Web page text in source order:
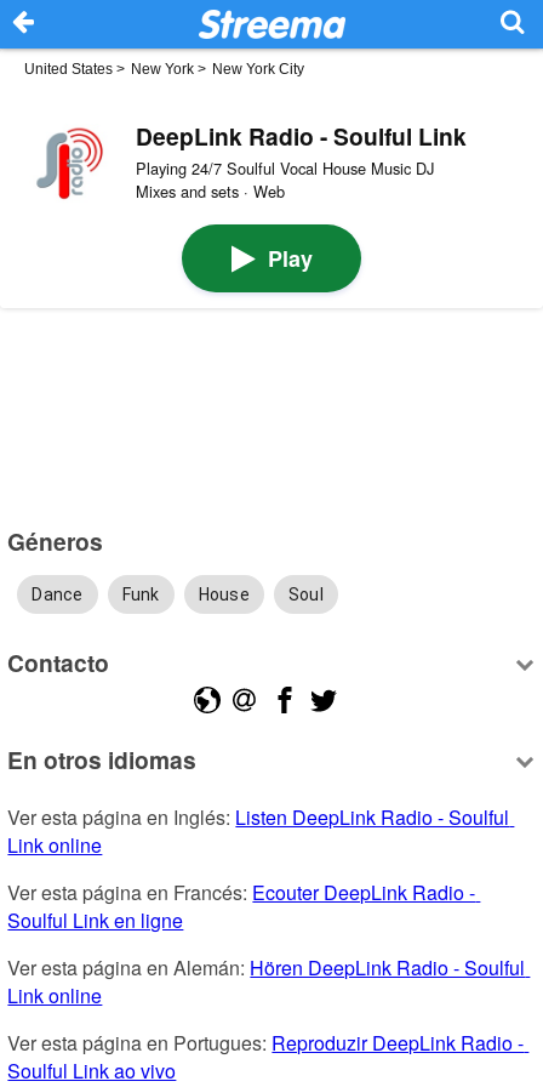
United States > New York > New York City
DeepLink Radio - Soulful Link
Playing 24/7 Soulful Vocal House Music DJ
Mixes and sets · Web
Play
Géneros
Dance Funk House Soul
Contacto
En otros idiomas
Ver esta página en Inglés: Listen DeepLink Radio - Soulful
Link online
Ver esta página en Francés: Ecouter DeepLink Radio -
Soulful Link en ligne
Ver esta página en Alemán: Hören DeepLink Radio - Soulful
Link online
Ver esta página en Portugues: Reproduzir DeepLink Radio -
Soulful Link ao vivo